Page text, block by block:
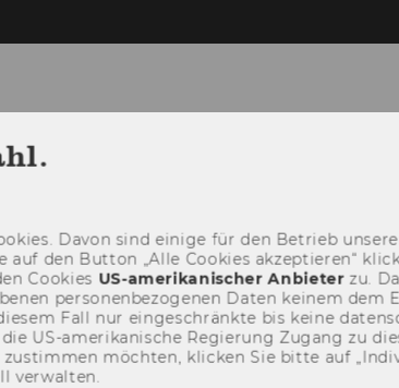
Davon sind ei­ni­ge für den Be­trieb
auf den But­ton „Alle Coo­kies ak­zep­tie­ren“
Coo­kies US-​amerikanischer An­bie­terzu.
per­so­nen­be­zo­ge­nen Daten kei­nem dem
Fall nur ein­ge­schränk­te bis keine
US-​amerikanische Re­gie­rung Zu­gang zu
möch­ten, kli­cken Sie bitte auf
ver­wal­ten.